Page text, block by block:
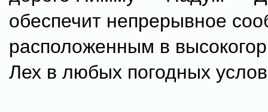
обеспечит непрерывное
расположенным в
Лех в любых погодных